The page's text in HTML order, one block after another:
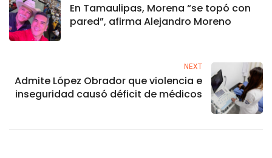
En Tamaulipas, Morena “se topó con
pared”, afirma Alejandro Moreno
NEXT
Admite López Obrador que violencia e
inseguridad causó déficit de médicos